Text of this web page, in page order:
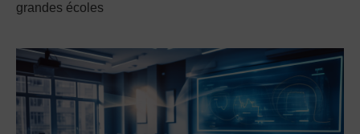
grandes écoles